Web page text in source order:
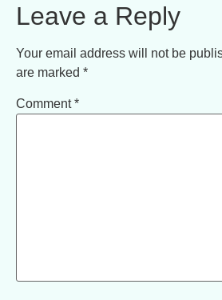
Leave a Reply
Your email address will not be
are marked *
Comment*